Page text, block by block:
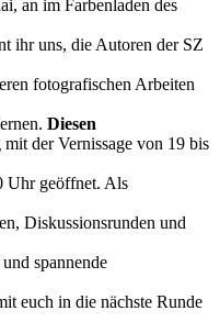
an im Farbenladen des
ihr uns, die Autoren der SZ
fotografischen Arbeiten
Diesen
der Vernissage von 19 bis
Uhr geöffnet. Als
Diskussionsrunden und
spannende
euch in die nächste Runde